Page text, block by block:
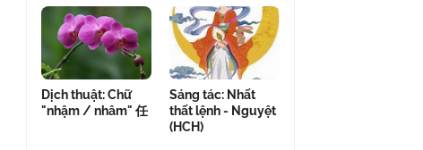
Dịch thuật: Chữ
"nhậm / nhâm" 任
Sáng tác: Nhất
thất lệnh - Nguyệt
(HCH)